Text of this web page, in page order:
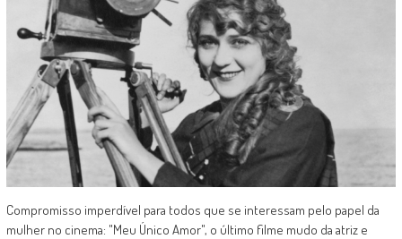
Compromisso imperdível para todos que se interessam pelo papel da
mulher no cinema: "Meu Único Amor", o último filme mudo da atriz e